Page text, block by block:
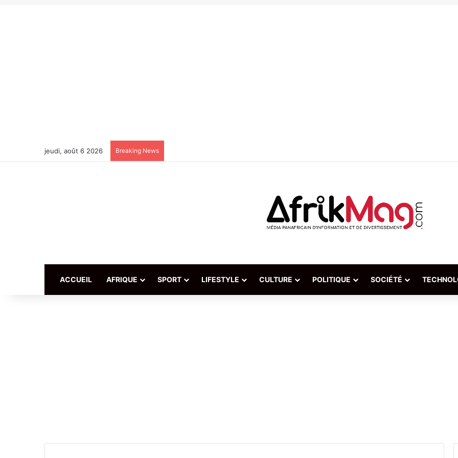
jeudi, août 6 2026 Breaking News
ACCUEIL AFRIQUE SPORT LIFESTYLE CULTURE POLITIQUE SOCIÉTÉ